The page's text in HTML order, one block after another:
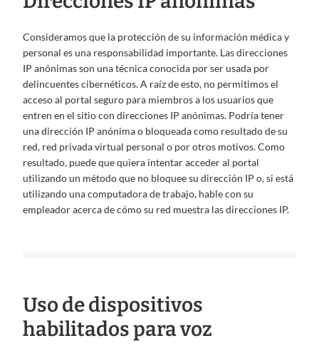
Consideramos que la protección de su información médica y
personal es una responsabilidad importante. Las direcciones
IP anónimas son una técnica conocida por ser usada por
delincuentes cibernéticos. A raíz de esto, no permitimos el
acceso al portal seguro para miembros a los usuarios que
entren en el sitio con direcciones IP anónimas. Podría tener
una dirección IP anónima o bloqueada como resultado de su
red, red privada virtual personal o por otros motivos. Como
resultado, puede que quiera intentar acceder al portal
utilizando un método que no bloquee su dirección IP o, si está
utilizando una computadora de trabajo, hable con su
empleador acerca de cómo su red muestra las direcciones IP.
Uso de dispositivos
habilitados para voz